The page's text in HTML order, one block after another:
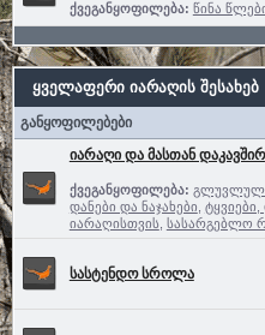
ქვეგანყოფილება: წინა
ყველაფერი იარაღის შესახებ
განყოფილებები
იარაღი და მასთან
ქვეგანყოფილება:
დანები და ნაჯახები
იარაღისთვის, სასარგებლო
სასტენდო სროლა